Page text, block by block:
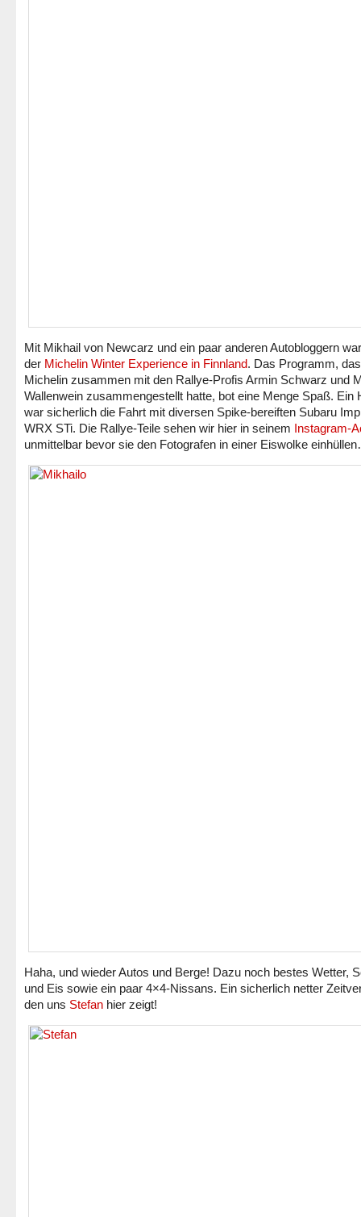
Mit Mikhail von Newcarz und ein paar anderen Autobloggern
der Michelin Winter Experience in Finnland. Das Programm, das
Michelin zusammen mit den Rallye-Profis Armin Schwarz und
Wallenwein zusammengestellt hatte, bot eine Menge Spaß. Ein
war sicherlich die Fahrt mit diversen Spike-bereiften Subaru
WRX STi. Die Rallye-Teile sehen wir hier in seinem Instagram-
unmittelbar bevor sie den Fotografen in einer Eiswolke
Haha, und wieder Autos und Berge! Dazu noch bestes Wetter,
und Eis sowie ein paar 4×4-Nissans. Ein sicherlich netter
den uns Stefan hier zeigt!